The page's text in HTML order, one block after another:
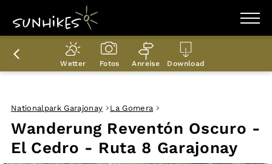
WANDERZIELE
WANDERUNGEN
ENTDECKEN
PLANER
Wetter Fotos Anreise Download
Wanderung Reventón Oscuro -
El Cedro - Ruta 8 Garajonay
Nationalpark Garajonay La Gomera